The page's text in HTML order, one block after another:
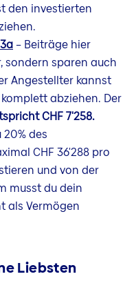
den investierten
– Beiträge hier
sondern sparen auch
Angestellter kannst
abziehen. Der
CHF 7'258.
des
CHF 36'288 pro
und von der
musst du dein
als Vermögen
Liebsten